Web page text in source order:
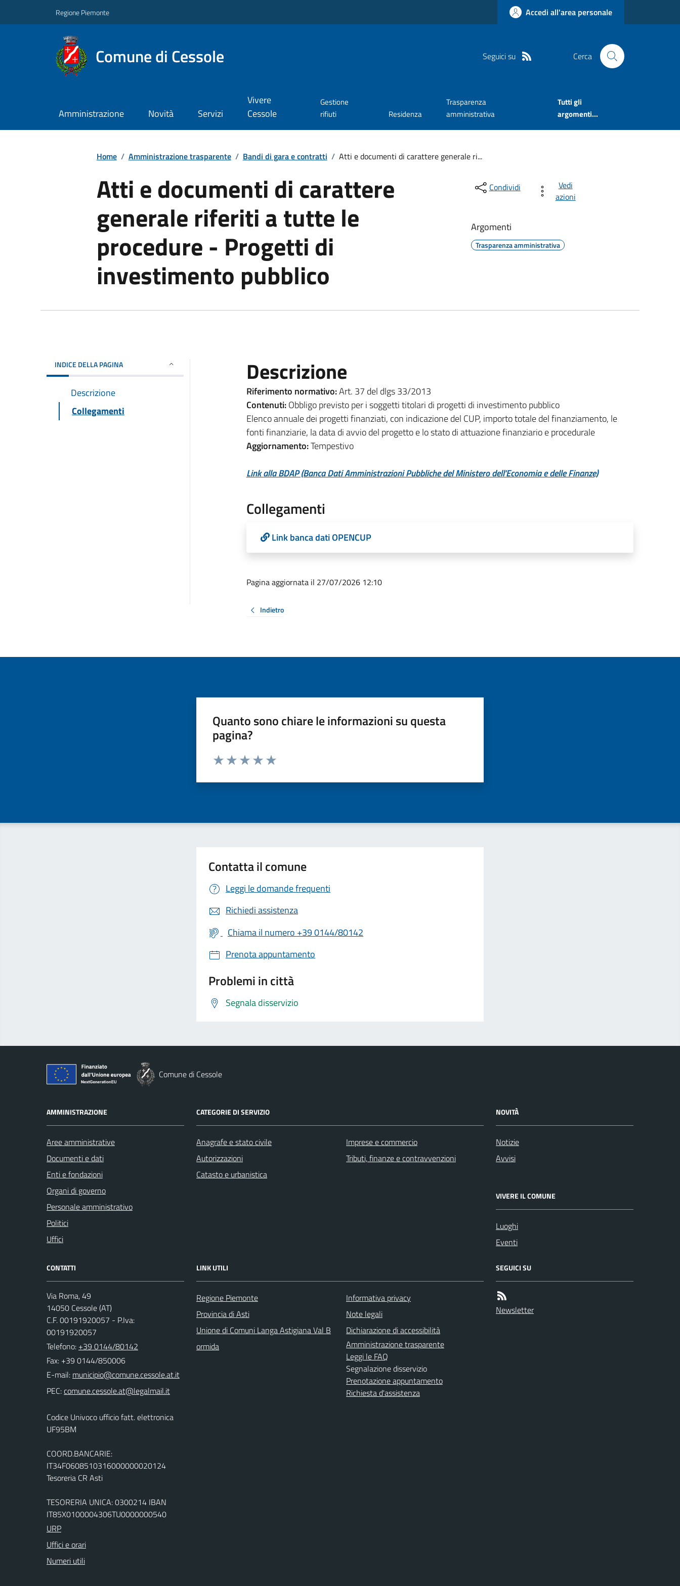
Regione Piemonte Accedi all'area personale
Comune di Cessole Seguici su Cerca
Amministrazione Novità Servizi
Vivere
Cessole
Gestione
rifiuti
Residenza
Trasparenza
amministrativa
Tutti gli
argomenti...
Home / Amministrazione trasparente / Bandi di gara e contratti / Atti e documenti di carattere generale ri...
Atti e documenti di carattere
generale riferiti a tutte le
procedure - Progetti di
investimento pubblico
Condividi
Vedi
azioni
Argomenti
Trasparenza amministrativa
INDICE DELLA PAGINA
Descrizione
Collegamenti
Descrizione
Riferimento normativo:Art. 37 del dlgs 33/2013
Contenuti:Obbligo previsto per i soggetti titolari di progetti di investimento pubblico
Elenco annuale dei progetti finanziati, con indicazione del CUP, importo totale del finanziamento, le
fonti finanziarie, la data di avvio del progetto e lo stato di attuazione finanziario e procedurale
Aggiornamento:Tempestivo
Link alla BDAP (Banca Dati Amministrazioni Pubbliche del Ministero dell’Economia e delle Finanze)
Collegamenti
Link banca dati OPENCUP
Pagina aggiornata il 27/07/2026 12:10
Indietro
Quanto sono chiare le informazioni su questa
pagina?
Valuta da 1 a 5 stelle la pagina
Contatta il comune
Leggi le domande frequenti
Richiedi assistenza
Chiama il numero +39 0144/80142
Prenota appuntamento
Problemi in città
Segnala disservizio
Comune di Cessole
AMMINISTRAZIONE
Aree amministrative
Documenti e dati
Enti e fondazioni
Organi di governo
Personale amministrativo
Politici
Uffici
CATEGORIE DI SERVIZIO
Anagrafe e stato civile
Autorizzazioni
Catasto e urbanistica
Imprese e commercio
Tributi, finanze e contravvenzioni
NOVITÀ
Notizie
Avvisi
VIVERE IL COMUNE
Luoghi
Eventi
CONTATTI
Via Roma, 49
14050 Cessole (AT)
C.F. 00191920057 - P.Iva:
00191920057
Telefono: +39 0144/80142
Fax: +39 0144/850006
E-mail:
PEC:
Codice Univoco ufficio fatt. elettronica
UF95BM
COORD.BANCARIE:
IT34F0608510316000000020124
Tesoreria CR Asti
TESORERIA UNICA: 0300214 IBAN
IT85X0100004306TU0000000540
URP
Uffici e orari
Numeri utili
LINK UTILI
Regione Piemonte
Provincia di Asti
Unione di Comuni Langa Astigiana Val B
ormida
Informativa privacy
Note legali
Dichiarazione di accessibilità
Amministrazione trasparente
Leggi le FAQ
Segnalazione disservizio
Prenotazione appuntamento
Richiesta d'assistenza
SEGUICI SU
Newsletter